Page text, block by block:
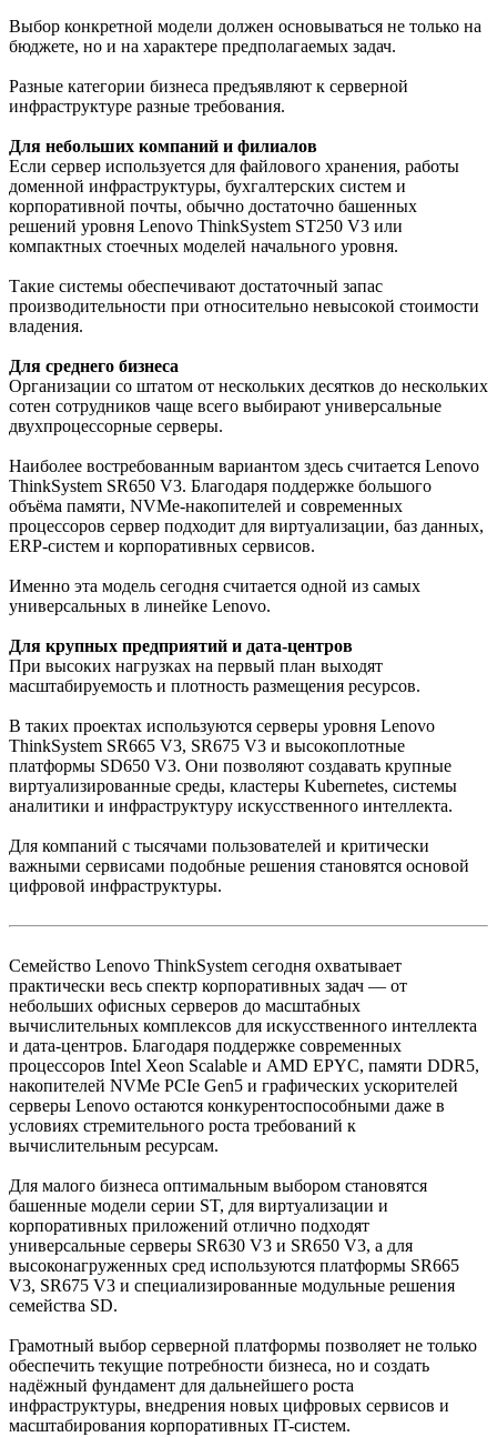
Выбор конкретной модели должен основываться не только на
бюджете, но и на характере предполагаемых задач.
Разные категории бизнеса предъявляют к серверной
инфраструктуре разные требования.
Для небольших компаний и филиалов
Если сервер используется для файлового хранения, работы
доменной инфраструктуры, бухгалтерских систем и
корпоративной почты, обычно достаточно башенных
решений уровня Lenovo ThinkSystem ST250 V3 или
компактных стоечных моделей начального уровня.
Такие системы обеспечивают достаточный запас
производительности при относительно невысокой стоимости
владения.
Для среднего бизнеса
Организации со штатом от нескольких десятков до нескольких
сотен сотрудников чаще всего выбирают универсальные
двухпроцессорные серверы.
Наиболее востребованным вариантом здесь считается Lenovo
ThinkSystem SR650 V3. Благодаря поддержке большого
объёма памяти, NVMe-накопителей и современных
процессоров сервер подходит для виртуализации, баз данных,
ERP-систем и корпоративных сервисов.
Именно эта модель сегодня считается одной из самых
универсальных в линейке Lenovo.
Для крупных предприятий и дата-центров
При высоких нагрузках на первый план выходят
масштабируемость и плотность размещения ресурсов.
В таких проектах используются серверы уровня Lenovo
ThinkSystem SR665 V3, SR675 V3 и высокоплотные
платформы SD650 V3. Они позволяют создавать крупные
виртуализированные среды, кластеры Kubernetes, системы
аналитики и инфраструктуру искусственного интеллекта.
Для компаний с тысячами пользователей и критически
важными сервисами подобные решения становятся основой
цифровой инфраструктуры.
Семейство Lenovo ThinkSystem сегодня охватывает
практически весь спектр корпоративных задач — от
небольших офисных серверов до масштабных
вычислительных комплексов для искусственного интеллекта
и дата-центров. Благодаря поддержке современных
процессоров Intel Xeon Scalable и AMD EPYC, памяти DDR5,
накопителей NVMe PCIe Gen5 и графических ускорителей
серверы Lenovo остаются конкурентоспособными даже в
условиях стремительного роста требований к
вычислительным ресурсам.
Для малого бизнеса оптимальным выбором становятся
башенные модели серии ST, для виртуализации и
корпоративных приложений отлично подходят
универсальные серверы SR630 V3 и SR650 V3, а для
высоконагруженных сред используются платформы SR665
V3, SR675 V3 и специализированные модульные решения
семейства SD.
Грамотный выбор серверной платформы позволяет не только
обеспечить текущие потребности бизнеса, но и создать
надёжный фундамент для дальнейшего роста
инфраструктуры, внедрения новых цифровых сервисов и
масштабирования корпоративных IT-систем.